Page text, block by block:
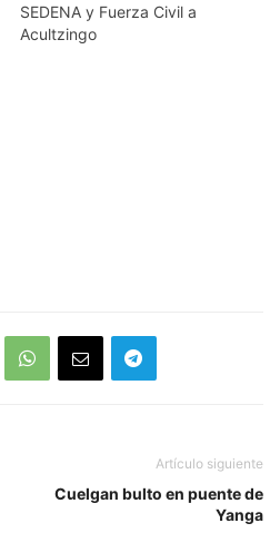
SEDENA y Fuerza Civil a
Acultzingo
Artículo siguiente
Cuelgan bulto en puente de
Yanga